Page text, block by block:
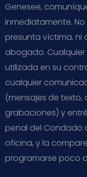
Genesee,
inmediatamente.
presunta víctima, ni
abogado.
utilizada en su
cualquier
(mensajes de texto,
grabaciones) y
penal del Condado
oficina, y la
programarse poco